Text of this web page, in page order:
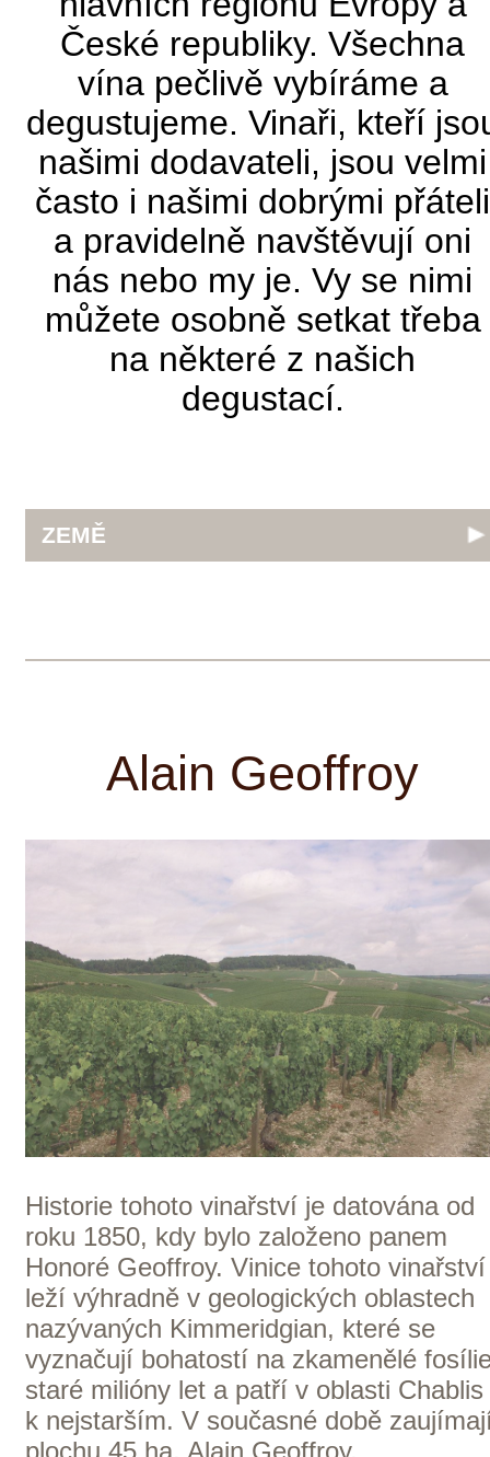
na některé z našich
degustací.
ZEMĚ
Česká republika
Francie
Itálie
Portugalsko
Rakousko
ŠpanělskoAlain Geoffroy
nazývaných Kimmeridgian, které se
pokračovatel zakladatele Honoré
Geoffroy, respektuje rodinné tradice a
z odrůdy Chardonnay, zrají v tancích a
svoji jemnou chuť a minerální charakter.
Francie — Chablis
K NÁKUPU VÍN TOHOTO
VINAŘSTVÍ